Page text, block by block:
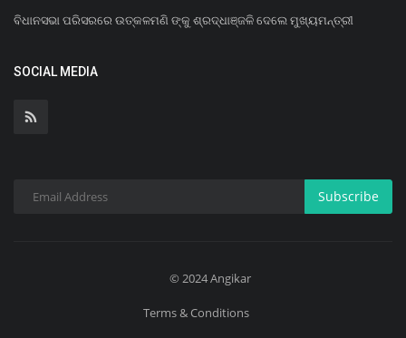
ବିଧାନସଭା ପରିସରରେ ଉତ୍କଳମଣି ଙ୍କୁ ଶ୍ରଦ୍ଧାଞ୍ଜଳି ଦେଲେ ମୁଖ୍ୟମନ୍ତ୍ରୀ
SOCIAL MEDIA
Subscribe
© 2024 Angikar
Terms & Conditions